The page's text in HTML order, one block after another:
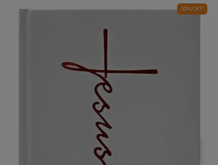
50% OFF